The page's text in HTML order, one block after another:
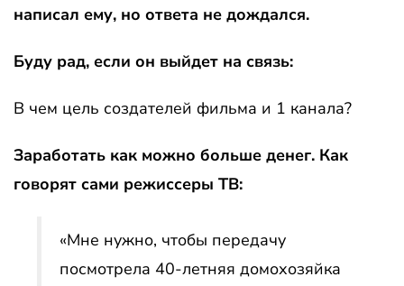
написал ему, но ответа не дождался.
Буду рад, если он выйдет на связь:
В чем цель создателей фильма и 1 канала?
Заработать как можно больше денег. Как
говорят сами режиссеры ТВ:
«Мне нужно, чтобы передачу
посмотрела 40-летняя домохозяйка